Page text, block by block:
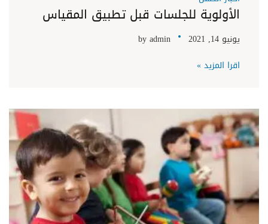
الأولوية للجلسات قبل تطبيق المقياس
يونيو 14, 2021 byadmin
اقرا المزيد »